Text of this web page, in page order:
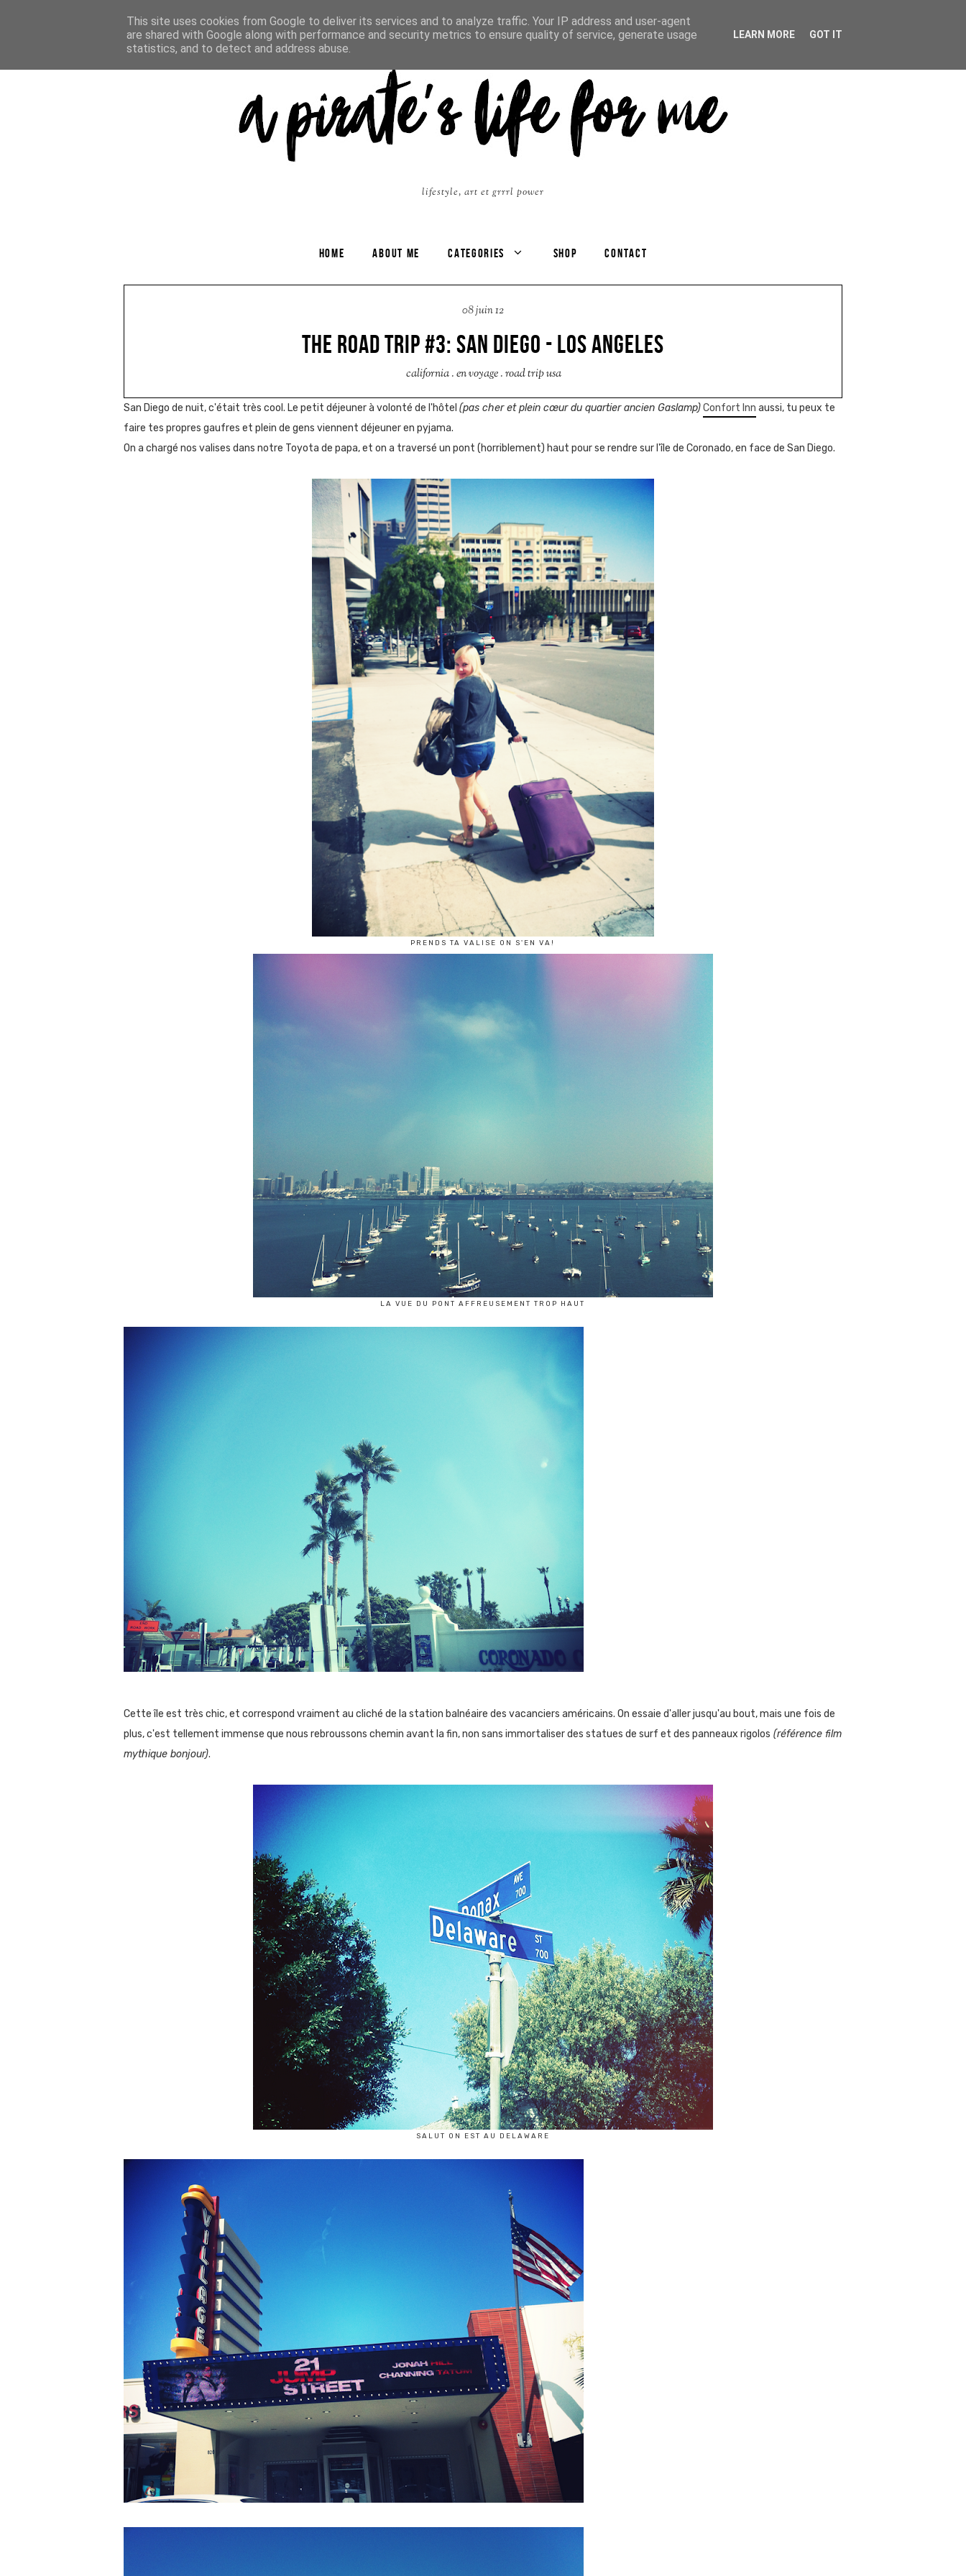
lifestyle, art et grrrl power
HOME ABOUT ME CATEGORIES SHOP CONTACT
08 juin 12
THE ROAD TRIP #3: SAN DIEGO - LOS ANGELES
california.en voyage.road trip usa
San Diego de nuit, c'était très cool. Le petit déjeuner à volonté de l'hôtel (pas cher et plein cœur du quartier ancien Gaslamp)Confort Inn aussi, tu peux te
faire tes propres gaufres et plein de gens viennent déjeuner en pyjama.
On a chargé nos valises dans notre Toyota de papa, et on a traversé un pont (horriblement) haut pour se rendre sur l'île de Coronado, en face de San Diego.
PRENDS TA VALISE ON S'EN VA!
LA VUE DU PONT AFFREUSEMENT TROP HAUT
Cette île est très chic, et correspond vraiment au cliché de la station balnéaire des vacanciers américains. On essaie d'aller jusqu'au bout, mais une fois de
plus, c'est tellement immense que nous rebroussons chemin avant la fin, non sans immortaliser des statues de surf et des panneaux rigolos (référence film
mythique bonjour).
SALUT ON EST AU DELAWARE
This site uses cookies from Google to deliver its services and to analyze traffic. Your IP address and user-agent
are shared with Google along with performance and security metrics to ensure quality of service, generate usage
statistics, and to detect and address abuse.
LEARN MORE GOT IT